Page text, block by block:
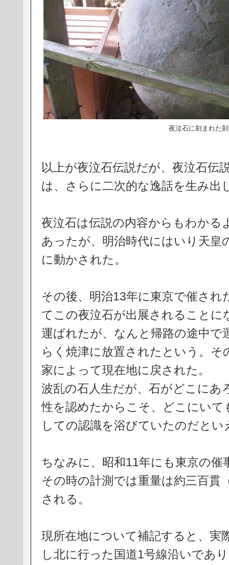
夜泣石に刻まれた
以上が夜泣石伝説だが、夜泣石伝
は、さらに二次的な逸話を生み出
夜泣石は伝説の内容からもわかる
あったが、明治時代にはいり天皇
に動かされた。
その後、明治13年に東京で催され
てこの夜泣石が出展されることに
運ばれたが、なんと帰路の途中で
らく焼津に放置されたという。
家によって現在地に戻された。
波乱の石人生だが、石がどこにあ
性を認めたからこそ、どこにいて
しての認識を浴びていたのだとい
ちなみに、昭和11年にも東京の催
その時の計測では重量は約三百貫
される。
現所在地について補記すると、実
し北に行った国道1号線沿いであ